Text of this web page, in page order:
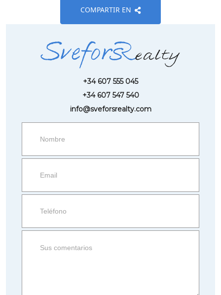
COMPARTIR EN
+34 607 555 045
+34 607 547 540
info@sveforsrealty.com
more
information
Property
side
Form